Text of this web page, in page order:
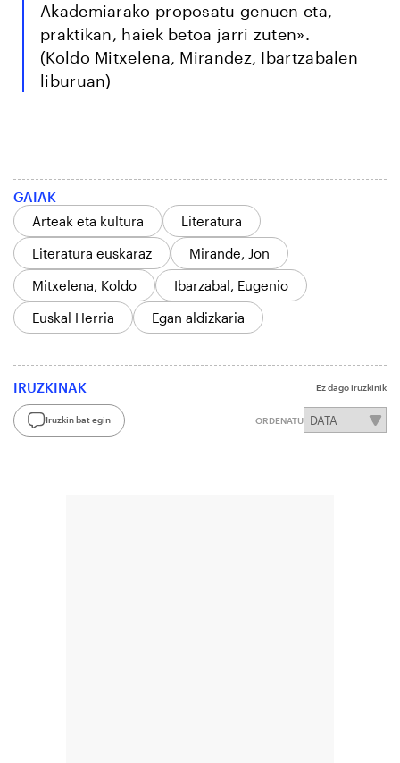
Akademiarako proposatu genuen eta,
praktikan, haiek betoa jarri zuten».
(Koldo Mitxelena, Mirandez, Ibartzabalen
liburuan)
GAIAK
Arteak eta kultura
Literatura
Literatura euskaraz
Mirande, Jon
Mitxelena, Koldo
Ibarzabal, Eugenio
Euskal Herria
Egan aldizkaria
IRUZKINAK Ez dago iruzkinik
Iruzkin bat egin ORDENATU